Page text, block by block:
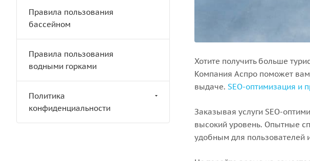
Хотите получить больше
Компания Аспро поможет
выдаче. SEO-оптимизация и
Заказывая услуги SEO-
высокий уровень. Опытные
удобным для пользователей
Правила пользования
бассейном
Правила пользования
водными горками
Политика
конфиденциальности